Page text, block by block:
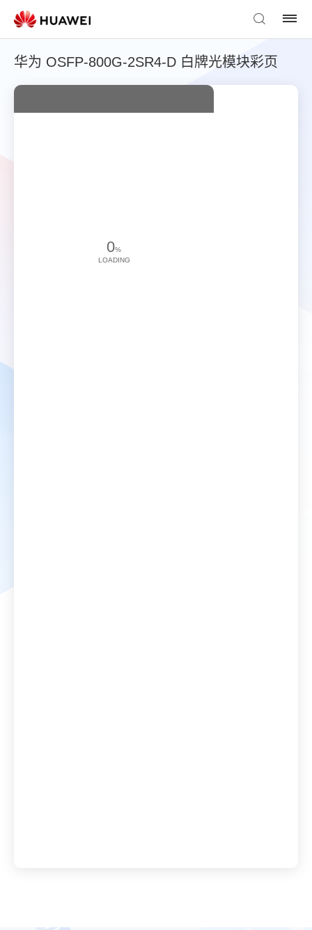
华为 OSFP-800G-2SR4-D 白牌光模块彩页
0%
LOADING